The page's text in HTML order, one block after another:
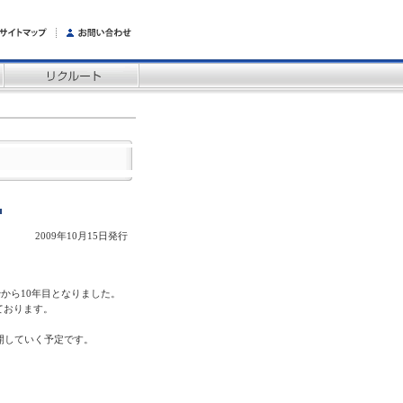
2009年10月15日発行
ら10年目となりました。
ります。
ていく予定です。